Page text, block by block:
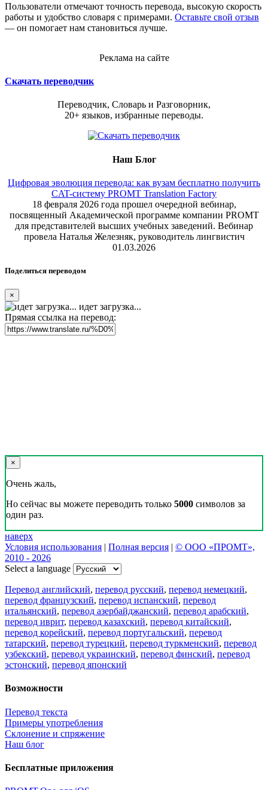
Пользователи отмечают точность перевода, высокую скорость
работы и удобство словаря с примерами. Оставьте свой отзыв
— он помогает нам становиться лучше.
Реклама на сайте
Скачать переводчик
Переводчик, Словарь и Разговорник,
20+ языков, избранные переводы.
Наш Блог
Цифровая эволюция перевода: как вузам бесплатно получить
CAT-систему PROMT Translation Factory
18 февраля 2026 года прошел очередной вебинар,
посвященный Академической программе компании PROMT
для представителей высших учебных заведений. Вебинар
провела Наталья Железняк, руководитель лингвистич
01.03.2026
Поделиться переводом
×
идет загрузка...
Прямая ссылка на перевод:
×
Очень жаль,
Но сейчас вы можете переводить только 5000 символов за
один раз.
наверх
Условия использования | Полная версия | © ООО «ПРОМТ»,
2010 - 2026
Select a language
Перевод английский, перевод русский, перевод немецкий,
перевод французский, перевод испанский, перевод
итальянский, перевод азербайджанский, перевод арабский,
перевод иврит, перевод казахский, перевод китайский,
перевод корейский, перевод португальский, перевод
татарский, перевод турецкий, перевод туркменский, перевод
узбекский, перевод украинский, перевод финский, перевод
эстонский, перевод японский
Возможности
Перевод текста
Примеры употребления
Склонение и спряжение
Наш блог
Бесплатные приложения